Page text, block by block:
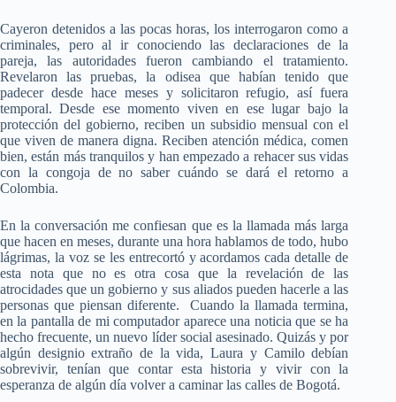
Cayeron detenidos a las pocas horas, los interrogaron como a
criminales, pero al ir conociendo las declaraciones de la
pareja, las autoridades fueron cambiando el tratamiento.
Revelaron las pruebas, la odisea que habían tenido que
padecer desde hace meses y solicitaron refugio, así fuera
temporal. Desde ese momento viven en ese lugar bajo la
protección del gobierno, reciben un subsidio mensual con el
que viven de manera digna. Reciben atención médica, comen
bien, están más tranquilos y han empezado a rehacer sus vidas
con la congoja de no saber cuándo se dará el retorno a
Colombia.
En la conversación me confiesan que es la llamada más larga
que hacen en meses, durante una hora hablamos de todo, hubo
lágrimas, la voz se les entrecortó y acordamos cada detalle de
esta nota que no es otra cosa que la revelación de las
atrocidades que un gobierno y sus aliados pueden hacerle a las
personas que piensan diferente. Cuando la llamada termina,
en la pantalla de mi computador aparece una noticia que se ha
hecho frecuente, un nuevo líder social asesinado. Quizás y por
algún designio extraño de la vida, Laura y Camilo debían
sobrevivir, tenían que contar esta historia y vivir con la
esperanza de algún día volver a caminar las calles de Bogotá.